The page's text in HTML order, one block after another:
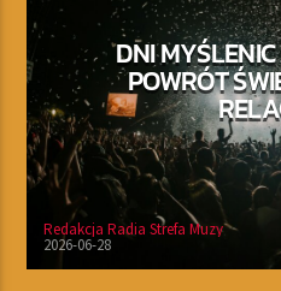
DNI
POWRÓT
Redakcja Radia Strefa Muzy
2026-06-28